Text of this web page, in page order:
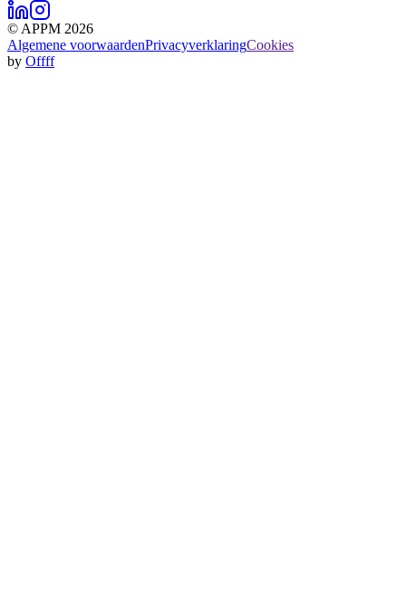
© APPM 2026
Algemene voorwaardenPrivacyverklaringCookies
by Offff